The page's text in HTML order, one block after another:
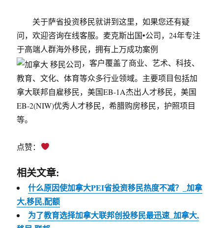
关于萨省投资移民就讲到这里，如果您还有疑
问，欢迎咨询在线客服。麦克斯出国•公司，24年专注
于高端人群海外移民，拥有上万成功案例
，客户覆盖了商业、艺术、科技、
教育、文化、体育等众多行业领域。主要项目包括加
拿大联邦自雇移民，美国EB-1A杰出人才移民，美国
EB-2(NIW)优秀人才移民，希腊购房移民，护照项目
等。
点赞：
相关文章:
什么原因使加拿大PEI省投资移民热度不减？_加拿
大,移民,配额
为了教育选择加拿大联邦创投移民最迅速_加拿大,